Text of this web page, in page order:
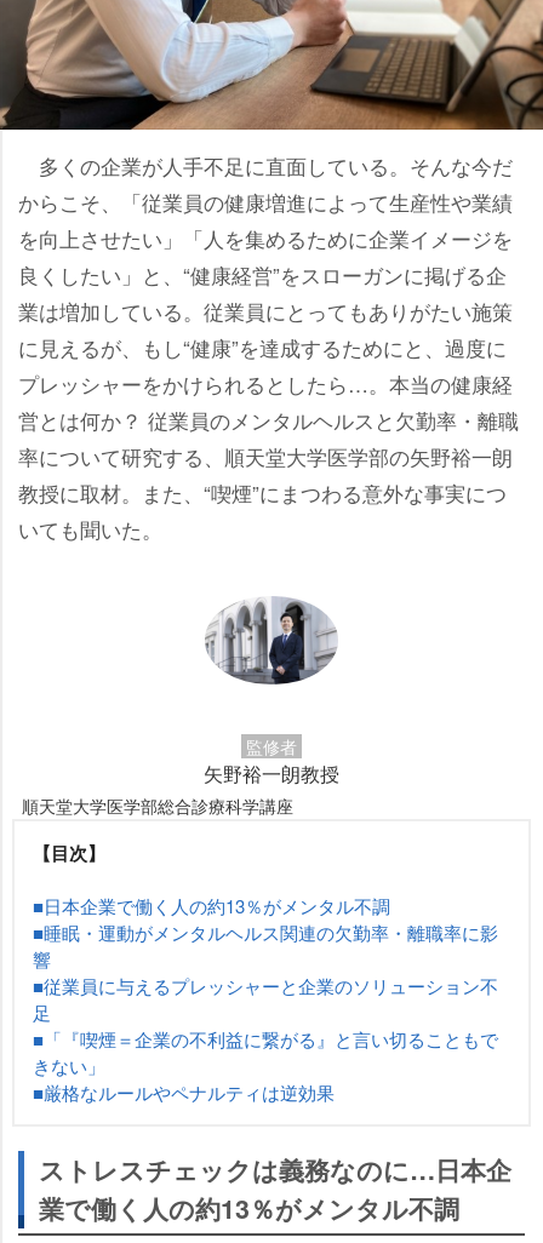
多くの企業が人手不足に直面している。そんな今だ
からこそ、「従業員の健康増進によって生産性や業績
を向上させたい」「人を集めるために企業イメージを
良くしたい」と、“健康経営”をスローガンに掲げる企
業は増加している。従業員にとってもありがたい施策
に見えるが、もし“健康”を達成するためにと、過度に
プレッシャーをかけられるとしたら…。本当の健康経
営とは何か？ 従業員のメンタルヘルスと欠勤率・離職
率について研究する、順天堂大学医学部の矢野裕一朗
教授に取材。また、“喫煙”にまつわる意外な事実につ
いても聞いた。
監修者
矢野裕一朗教授
順天堂大学医学部総合診療科学講座
【目次】
■日本企業で働く人の約13％がメンタル不調
■睡眠・運動がメンタルヘルス関連の欠勤率・離職率に影
響
■従業員に与えるプレッシャーと企業のソリューション不
足
■「『喫煙＝企業の不利益に繋がる』と言い切ることもで
きない」
■厳格なルールやペナルティは逆効果
ストレスチェックは義務なのに…日本企
業で働く人の約13％がメンタル不調